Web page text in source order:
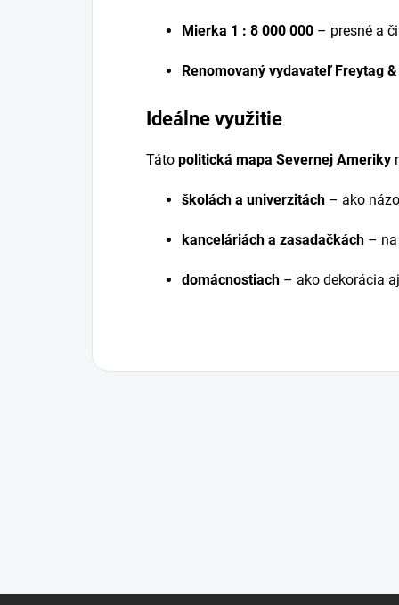
Mierka 1 : 8 000 000 – presné a
Renomovaný vydavateľ Freytag
Ideálne využitie
Táto politická mapa Severnej Ameriky
školách a univerzitách – ako
kanceláriách a zasadačkách –
domácnostiach – ako dekorácia